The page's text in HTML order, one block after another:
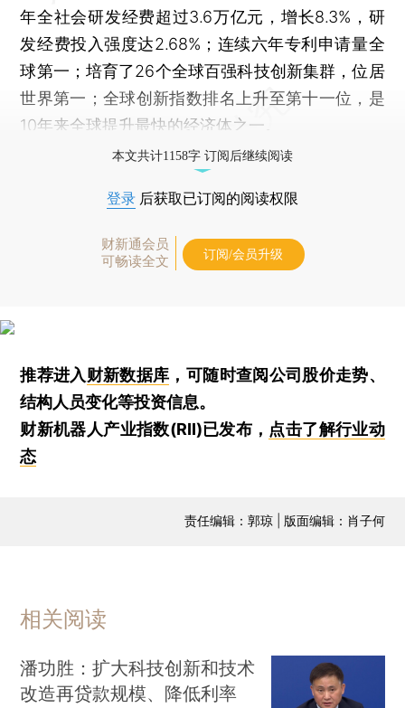
年全社会研发经费超过3.6万亿元，增长8.3%，研
发经费投入强度达2.68%；连续六年专利申请量全
球第一；培育了26个全球百强科技创新集群，位居
世界第一；全球创新指数排名上升至第十一位，是
10年来全球提升最快的经济体之一。
本文共计1158字 订阅后继续阅读
登录 后获取已订阅的阅读权限
财新通会员
可畅读全文
订阅/会员升级
推荐进入财新数据库 ，可随时查阅公司股价走势、
结构人员变化等投资信息。
财新机器人产业指数(RII)已发布， 点击了解行业动
态
责任编辑：郭琼 | 版面编辑：肖子何
相关阅读
潘功胜：扩大科技创新和技术
改造再贷款规模、降低利率